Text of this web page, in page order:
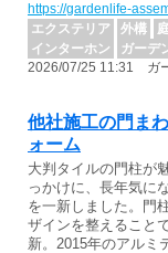
https://gardenlife-
エクステリア
外構 庭
インターホン
ガーデ
2026/07/25 11:31 ガ
他社施工の門ま
ォーム
大判タイルの門柱が
っかけに、長年気に
を一新しました。門
ザインを整えること
新。2015年のアルミ